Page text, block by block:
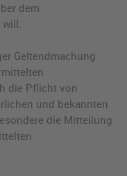
dem
will.
Geltendmachung
die Pflicht von
und bekannten
die Mitteilung